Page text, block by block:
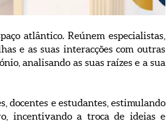
atlântico. Reúnem especialistas,
e as suas interacções com outras
analisando as suas raízes e a sua
docentes e estudantes, estimulando
incentivando a troca de ideias e